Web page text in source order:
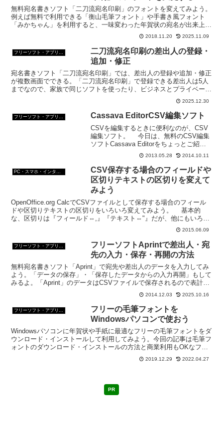
無料宛名書きソフト「二刀流宛名印刷」のフォントを変えてみよう。
例えば無料で利用できる「衡山毛筆フォント」や手書き風フォント
「みかちゃん」を利用すると、一味変わった年賀状の宛名が出来上が
2018.11.20 2025.11.09
二刀流宛名印刷の差出人の登録・
追加・修正
宛名書きソフト「二刀流宛名印刷」では、差出人の登録や追加・修正
が複数画面でできる。「二刀流宛名印刷」で登録できる差出人は5人
までなので、家族で同じソフトを使ったり、ビジネスとプライベート
2025.12.30
フリーソフト・アプリ・Webサービス Cassava EditorCSV編集ソフト
CSVを編集するときに便利なのが、CSV
編集ソフト。 今日は、無料のCSV編集
ソフトCassava Editorをちょっとご紹
介。 Cassava Editorの画面は、ほと
んど表計算ソフト。 CSV編集ソフト
Cassava E...
2013.05.28 2014.10.11
CSV保存する場合のフィールドや
区切りテキストの区切りを変えて
みよう
OpenOffice.org CalcでCSVファイルとして保存する場合のフィール
ドや区切りテキストの区切りをいろいろ変えてみよう。 基本的
な、区切りは『フィールド⇔,』『テキスト⇔"』だが、他にもいろい
2015.06.09
フリーソフトAprintで差出人・宛
先の入力・保存・再開の方法
無料宛名書きソフト「Aprint」で宛先や差出人のデータを入力してみ
よう。「データの保存」・「保存したデータからの入力再開」もして
みるよ。「Aprint」のデータはCSVファイルで保存されるので表計算
2014.12.03 2025.10.16
フリーソフト・アプリ・Webサービス
フリーの毛筆フォントを
Windowsパソコンで使おう
Windowsパソコンに年賀状や手紙に最適なフリーの毛筆フォントをダ
ウンロード・インストールして利用してみよう。今回の記事は毛筆フ
ォントのダウンロード・インストールの方法と商業利用もOKなフリ
2019.12.29 2022.04.27
PR